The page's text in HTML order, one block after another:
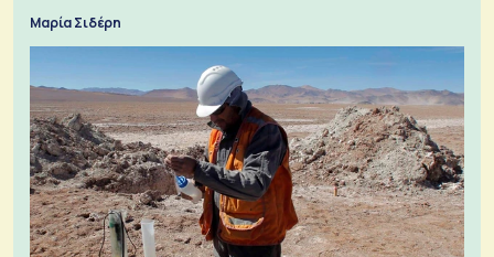
Μαρία Σιδέρη